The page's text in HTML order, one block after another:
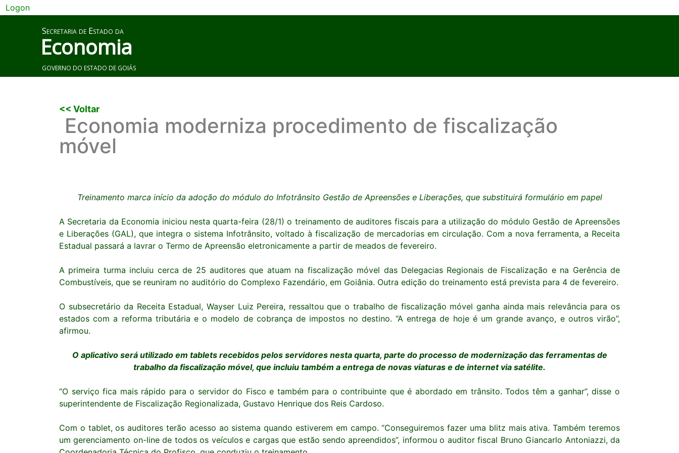
Logon
Secretaria de Estado da
Economia
GOVERNO DO ESTADO DE GOIÁS
<< Voltar
Economia moderniza procedimento de fiscalização
móvel
Treinamento marca início da adoção do módulo do Infotrânsito Gestão de Apreensões e Liberações, que substituirá formulário em papel
A Secretaria da Economia iniciou nesta quarta-feira (28/1) o treinamento de auditores fiscais para a utilização do módulo Gestão de Apreensões
e Liberações (GAL), que integra o sistema Infotrânsito, voltado à fiscalização de mercadorias em circulação. Com a nova ferramenta, a Receita
Estadual passará a lavrar o Termo de Apreensão eletronicamente a partir de meados de fevereiro.
A primeira turma incluiu cerca de 25 auditores que atuam na fiscalização móvel das Delegacias Regionais de Fiscalização e na Gerência de
Combustíveis, que se reuniram no auditório do Complexo Fazendário, em Goiânia. Outra edição do treinamento está prevista para 4 de fevereiro.
O subsecretário da Receita Estadual, Wayser Luiz Pereira, ressaltou que o trabalho de fiscalização móvel ganha ainda mais relevância para os
estados com a reforma tributária e o modelo de cobrança de impostos no destino. “A entrega de hoje é um grande avanço, e outros virão”,
afirmou.
O aplicativo será utilizado em tablets recebidos pelos servidores nesta quarta, parte do processo de modernização das ferramentas de
trabalho da fiscalização móvel, que incluiu também a entrega de novas viaturas e de internet via satélite.
“O serviço fica mais rápido para o servidor do Fisco e também para o contribuinte que é abordado em trânsito. Todos têm a ganhar”, disse o
superintendente de Fiscalização Regionalizada, Gustavo Henrique dos Reis Cardoso.
Com o tablet, os auditores terão acesso ao sistema quando estiverem em campo. “Conseguiremos fazer uma blitz mais ativa. Também teremos
um gerenciamento on-line de todos os veículos e cargas que estão sendo apreendidos”, informou o auditor fiscal Bruno Giancarlo Antoniazzi, da